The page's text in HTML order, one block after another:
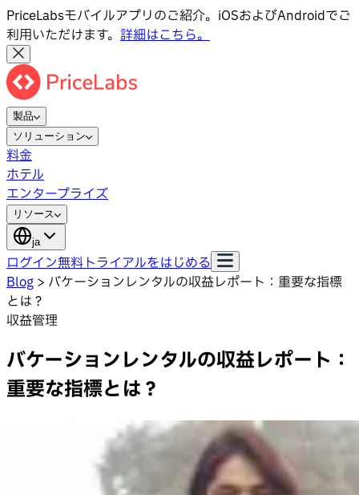
PriceLabsモバイルアプリのご紹介。iOSおよびAndroidでご
利用いただけます。 詳細はこちら。
製品
ソリューション
料金
ホテル
エンタープライズ
リソース
ja
ログイン無料トライアルをはじめる
Blog > バケーションレンタルの収益レポート：重要な指標
とは？
収益管理
バケーションレンタルの収益レポート：
重要な指標とは？